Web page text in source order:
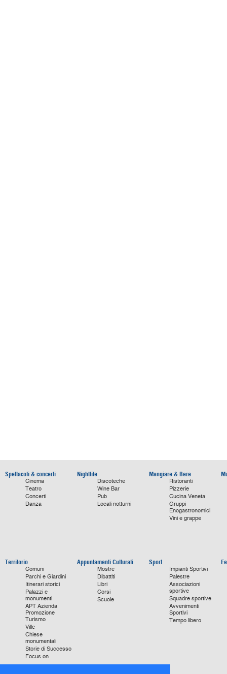
Spettacoli & concerti
Cinema
Teatro
Concerti
Danza
Nightlife
Discoteche
Wine Bar
Pub
Locali notturni
Mangiare & Bere
Ristoranti
Pizzerie
Cucina Veneta
Gruppi
Enogastronomici
Vini e grappe
Territorio
Comuni
Parchi e Giardini
Itinerari storici
Palazzi e
monumenti
APT Azienda
Promozione
Turismo
Ville
Chiese
monumentali
Storie di Successo
Focus on
Appuntamenti Culturali
Mostre
Dibattiti
Libri
Corsi
Scuole
Sport
Impianti Sportivi
Palestre
Associazioni
sportive
Squadre sportive
Avvenimenti
Sportivi
Tempo libero